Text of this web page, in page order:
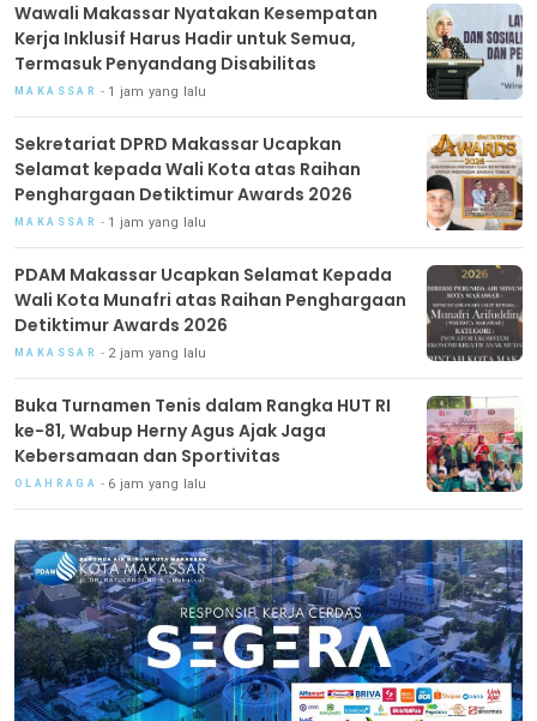
Wawali Makassar Nyatakan Kesempatan
Kerja Inklusif Harus Hadir untuk Semua,
Termasuk Penyandang Disabilitas
MAKASSAR 1 jam yang lalu
Sekretariat DPRD Makassar Ucapkan
Selamat kepada Wali Kota atas Raihan
Penghargaan Detiktimur Awards 2026
MAKASSAR 1 jam yang lalu
PDAM Makassar Ucapkan Selamat Kepada
Wali Kota Munafri atas Raihan Penghargaan
Detiktimur Awards 2026
MAKASSAR 2 jam yang lalu
Buka Turnamen Tenis dalam Rangka HUT RI
ke-81, Wabup Herny Agus Ajak Jaga
Kebersamaan dan Sportivitas
OLAHRAGA 6 jam yang lalu